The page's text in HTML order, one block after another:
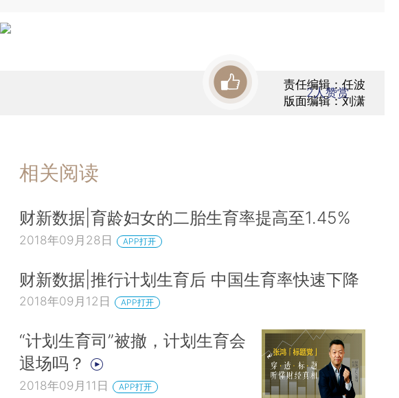
责任编辑：任波
版面编辑：刘潇
2人赞赏
相关阅读
财新数据|育龄妇女的二胎生育率提高至1.45%
2018年09月28日 APP打开
财新数据|推行计划生育后 中国生育率快速下降
2018年09月12日 APP打开
“计划生育司”被撤，计划生育会
退场吗？
2018年09月11日 APP打开